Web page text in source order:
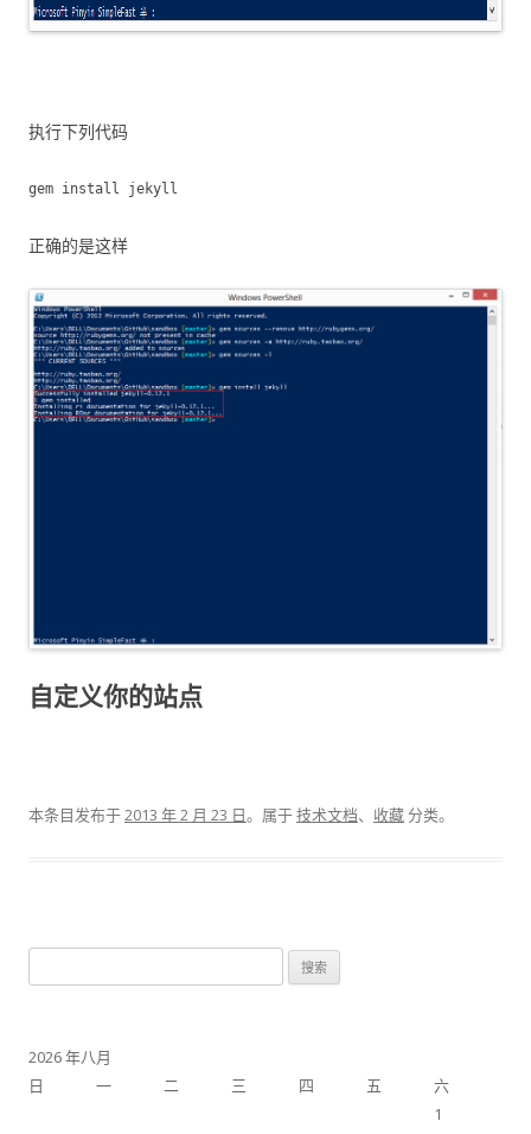
执行下列代码
gem install jekyll
正确的是这样
自定义你的站点
本条目发布于2013 年 2 月 23 日。属于技术文档、 收藏分类。
2026 年八月
日
一 二 三 四 五 六
1